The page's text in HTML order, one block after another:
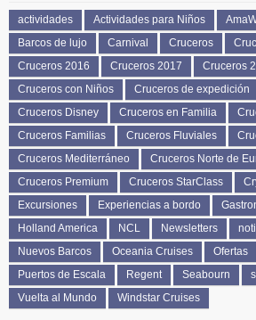
actividades Actividades para Niños
Barcos de lujo
Carnival Cruceros
Cruceros 2016
Cruceros 2017 Cruceros
Cruceros con Niños
Cruceros de expedición
Cruceros Disney
Cruceros en Familia
Cruceros Familias
Cruceros Fluviales
Cruceros Mediterráneo
Cruceros Norte de
Cruceros Premium
Cruceros StarClass
Excursiones
Experiencias a bordo
Holland America
NCL Newsletters
Nuevos Barcos
Oceania Cruises Ofertas
Puertos de Escala
Regent Seabourn
Vuelta al Mundo
Windstar Cruises